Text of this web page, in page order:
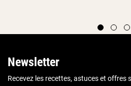
Newsletter
Recevez les recettes, astuces et offres